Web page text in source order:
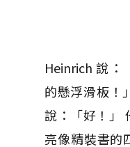
Heinrich 說：
的懸浮滑板！
說：「好！」
亮像精裝書的